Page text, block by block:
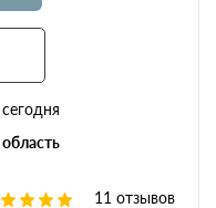
11 отзывов